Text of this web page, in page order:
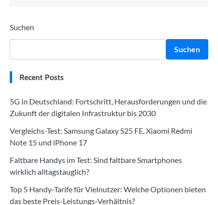
Suchen
Suchen
Recent Posts
5G in Deutschland: Fortschritt, Herausforderungen und die
Zukunft der digitalen Infrastruktur bis 2030
Vergleichs-Test: Samsung Galaxy S25 FE, Xiaomi Redmi
Note 15 und iPhone 17
Faltbare Handys im Test: Sind faltbare Smartphones
wirklich alltagstauglich?
Top 5 Handy-Tarife für Vielnutzer: Welche Optionen bieten
das beste Preis-Leistungs-Verhältnis?